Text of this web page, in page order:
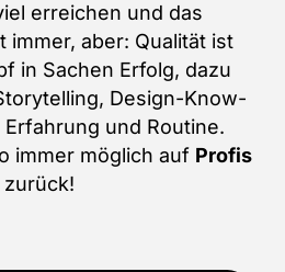
erreichen und das
immer, aber: Qualität ist
in Sachen Erfolg, dazu
Design-Know-
und Routine.
immer möglich auf Profis
zurück!